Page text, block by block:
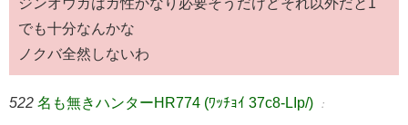
ジンオウガはガ性かなり必要そうだけどそれ以外だと1
でも十分なんかな
ノクバ全然しないわ
522 名も無きハンターHR774 (ﾜｯﾁｮｲ 37c8-LIp/) ：